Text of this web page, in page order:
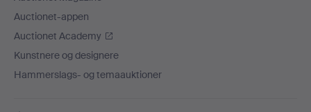
Auctionet-appen
Auctionet Academy
Kunstnere og designere
Hammerslags- og temaauktioner